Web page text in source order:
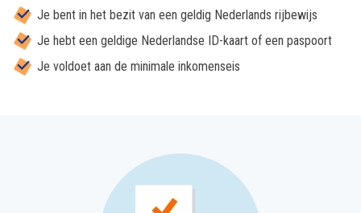
Je bent in het bezit van een geldig Nederlands rijbewijs
Je hebt een geldige Nederlandse ID-kaart of een paspoort
Je voldoet aan de minimale inkomenseis